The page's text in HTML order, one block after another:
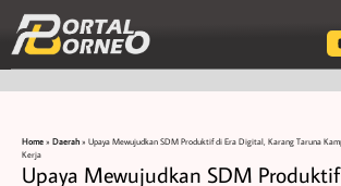
Home » Daerah » Upaya Mewujudkan SDM Produktif di Era Digital, Karang Taruna
Kerja
Upaya Mewujudkan SDM